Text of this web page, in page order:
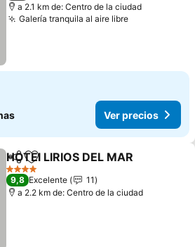
a 2.1 km de: Centro de la ciudad
Galería tranquila al aire libreVer precios
Ver precios
CompartirAgregar a favoritos
HOTEl LIRIOS DEL MAR
4 Estrellas
9,8 Excelente
11
a 2.2 km de: Centro de la ciudad